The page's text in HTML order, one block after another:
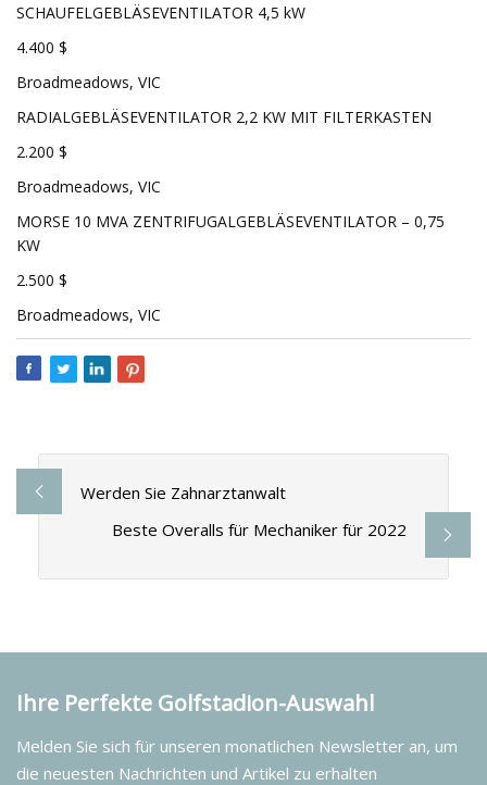
SCHAUFELGEBLÄSEVENTILATOR 4,5 kW
4.400 $
Broadmeadows, VIC
RADIALGEBLÄSEVENTILATOR 2,2 KW MIT FILTERKASTEN
2.200 $
Broadmeadows, VIC
MORSE 10 MVA ZENTRIFUGALGEBLÄSEVENTILATOR – 0,75
KW
2.500 $
Broadmeadows, VIC
Werden Sie Zahnarztanwalt
Beste Overalls für Mechaniker für 2022
Ihre Perfekte Golfstadion-Auswahl
Melden Sie sich für unseren monatlichen Newsletter an, um
die neuesten Nachrichten und Artikel zu erhalten